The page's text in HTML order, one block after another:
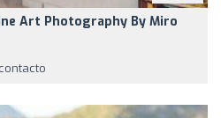
Art Photography By Miro